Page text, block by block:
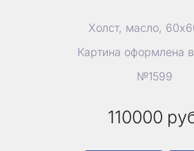
Холст, масло,
Картина оформлена
№1599
110000